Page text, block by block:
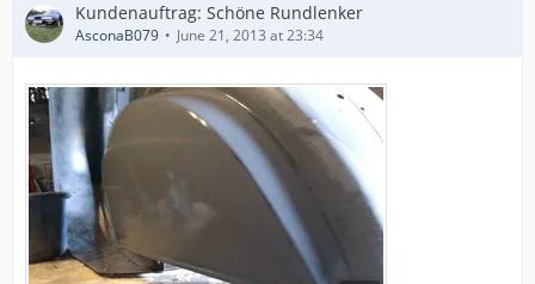
Kundenauftrag: Schöne Rundlenker
AsconaB079 June 21, 2013 at 23:34